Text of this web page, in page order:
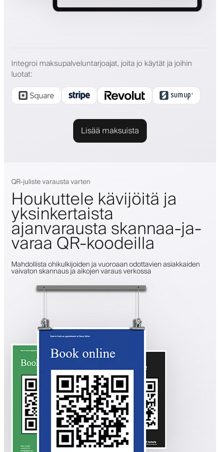
Integroi maksupalveluntarjoajat, joita jo käytät ja joihin
luotat:
Lisää maksuista
QR-juliste varausta varten
Houkuttele kävijöitä ja
yksinkertaista
ajanvarausta skannaa-ja-
varaa QR-koodeilla
Mahdollista ohikulkijoiden ja vuoroaan odottavien asiakkaiden
vaivaton skannaus ja aikojen varaus verkossa